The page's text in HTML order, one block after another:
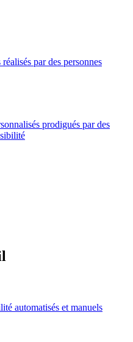
par des personnes
prodigués par des
automatisés et manuels